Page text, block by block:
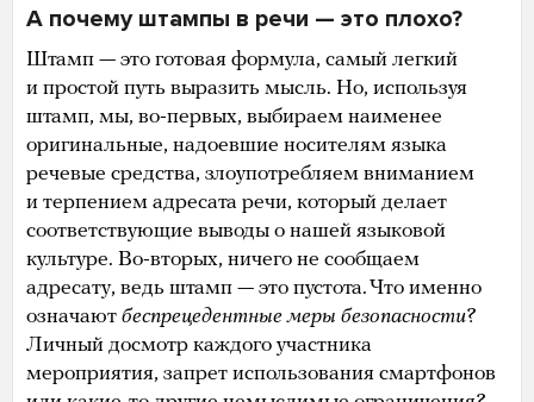
А почему штампы в речи — это плохо?
Штамп — это готовая формула, самый легкий
и простой путь выразить мысль. Но, используя
штамп, мы, во-первых, выбираем наименее
оригинальные, надоевшие носителям языка
речевые средства, злоупотребляем вниманием
и терпением адресата речи, который делает
соответствующие выводы о нашей языковой
культуре. Во-вторых, ничего не сообщаем
адресату, ведь штамп — это пустота. Что именно
означают беспрецедентные меры безопасности?
Личный досмотр каждого участника
мероприятия, запрет использования смартфонов